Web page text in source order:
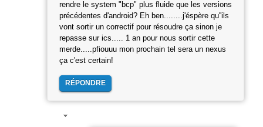
rendre le system "bcp" plus fluide que les versions
précédentes d'android? Eh ben........j'éspère qu''ils
vont sortir un correctif pour résoudre ça sinon je
repasse sur ics..... 1 an pour nous sortir cette
merde.....pfiouuu mon prochain tel sera un nexus
ça c'est certain!
RÉPONDRE